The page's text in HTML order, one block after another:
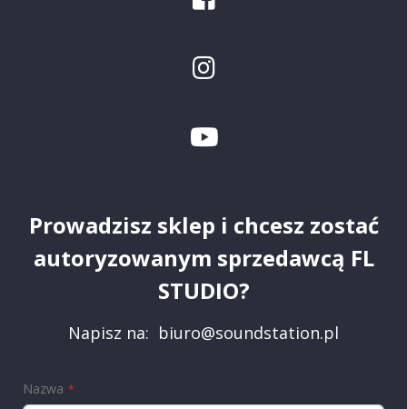
Prowadzisz sklep i chcesz zostać
autoryzowanym sprzedawcą FL
STUDIO?
Napisz na: biuro@soundstation.pl
Nazwa